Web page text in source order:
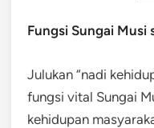
Fungsi Sungai Musi
Julukan “nadi
fungsi vital Sungai
kehidupan